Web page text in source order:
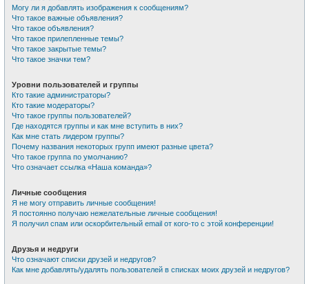
Могу ли я добавлять изображения к сообщениям?
Что такое важные объявления?
Что такое объявления?
Что такое прилепленные темы?
Что такое закрытые темы?
Что такое значки тем?
Уровни пользователей и группы
Кто такие администраторы?
Кто такие модераторы?
Что такое группы пользователей?
Где находятся группы и как мне вступить в них?
Как мне стать лидером группы?
Почему названия некоторых групп имеют разные цвета?
Что такое группа по умолчанию?
Что означает ссылка «Наша команда»?
Личные сообщения
Я не могу отправить личные сообщения!
Я постоянно получаю нежелательные личные сообщения!
Я получил спам или оскорбительный email от кого-то с этой конференции!
Друзья и недруги
Что означают списки друзей и недругов?
Как мне добавлять/удалять пользователей в списках моих друзей и недругов?